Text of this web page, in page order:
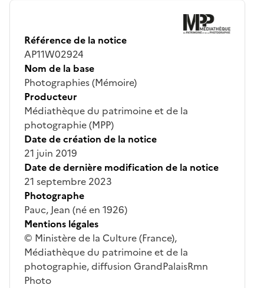
Référence de la notice
AP11W02924
Nom de la base
Photographies (Mémoire)
Producteur
Médiathèque du patrimoine et de la
photographie (MPP)
Date de création de la notice
21 juin 2019
Date de dernière modification de la notice
21 septembre 2023
Photographe
Pauc, Jean (né en 1926)
Mentions légales
© Ministère de la Culture (France),
Médiathèque du patrimoine et de la
photographie, diffusion GrandPalaisRmn
Photo